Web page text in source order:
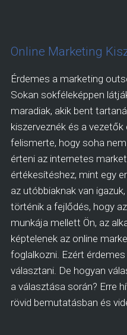
Online Marketing
Érdemes a marketing
Sokan sokféleképpen
maradiak, akik bent
kiszerveznék és a
felismerte, hogy soha
érteni az internetes
értékesítéshez, mint egy
az utóbbiaknak van
történik a fejlődés, hogy
munkája mellett Ön, az
képtelenek az online
foglalkozni. Ezért
választani. De hogyan
a választása során? Erre
rövid bemutatásban és